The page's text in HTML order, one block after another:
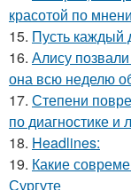
красотой по
15. Пусть каждый
16. Алису
она всю неделю
17. Степени
по диагностике и
18. Headlines:
19. Какие
Сургуте